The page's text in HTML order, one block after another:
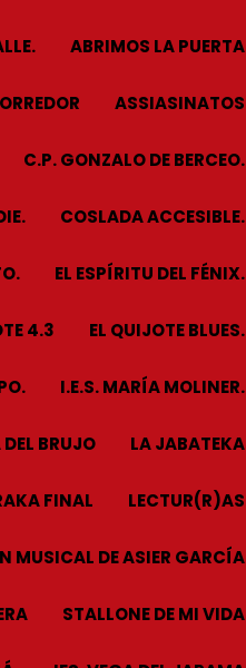
ABRIMOS LA PUERTA
ASSIASINATOS
C.P. GONZALO DE BERCEO.
COSLADA ACCESIBLE.
EL ESPÍRITU DEL FÉNIX.
4.3 EL QUIJOTE BLUES.
I.E.S. MARÍA MOLINER.
BRUJO LA JABATEKA
FINAL LECTUR(R)AS
MUSICAL DE ASIER GARCÍA
STALLONE DE MI VIDA